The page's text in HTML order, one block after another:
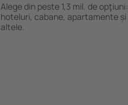
Alege din peste 1,3 mil. de opţiuni:
hoteluri, cabane, apartamente și
altele.